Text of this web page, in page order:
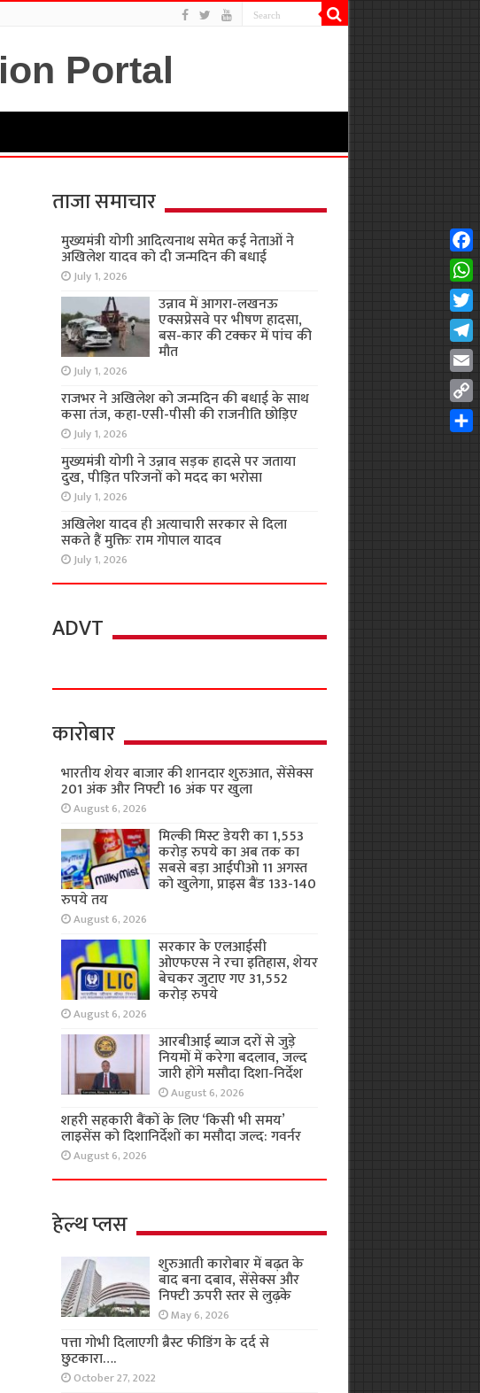
ताजा समाचार
मुख्यमंत्री योगी आदित्यनाथ समेत कई नेताओं ने
अखिलेश यादव को दी जन्मदिन की बधाई
July 1, 2026
उन्नाव में आगरा-लखनऊ
एक्सप्रेसवे पर भीषण हादसा,
बस-कार की टक्कर में पांच की
मौत
July 1, 2026
राजभर ने अखिलेश को जन्मदिन की बधाई के साथ
कसा तंज, कहा-एसी-पीसी की राजनीति छोड़िए
July 1, 2026
मुख्यमंत्री योगी ने उन्नाव सड़क हादसे पर जताया
दुख, पीड़ित परिजनों को मदद का भरोसा
July 1, 2026
अखिलेश यादव ही अत्याचारी सरकार से दिला
सकते हैं मुक्तिः राम गोपाल यादव
July 1, 2026
ADVT
कारोबार
भारतीय शेयर बाजार की शानदार शुरुआत, सेंसेक्स
201 अंक और निफ्टी 16 अंक पर खुला
August 6, 2026
मिल्की मिस्ट डेयरी का 1,553
करोड़ रुपये का अब तक का
सबसे बड़ा आईपीओ 11 अगस्त
को खुलेगा, प्राइस बैंड 133-140
रुपये तय
August 6, 2026
सरकार के एलआईसी
ओएफएस ने रचा इतिहास, शेयर
बेचकर जुटाए गए 31,552
करोड़ रुपये
August 6, 2026
आरबीआई ब्याज दरों से जुड़े
नियमों में करेगा बदलाव, जल्द
जारी होंगे मसौदा दिशा-निर्देश
August 6, 2026
शहरी सहकारी बैंकों के लिए ‘किसी भी समय’
लाइसेंस को दिशानिर्देशों का मसौदा जल्द: गवर्नर
August 6, 2026
हेल्थ प्लस
शुरुआती कारोबार में बढ़त के
बाद बना दबाव, सेंसेक्स और
निफ्टी ऊपरी स्तर से लुढ़के
May 6, 2026
पत्ता गोभी दिलाएगी ब्रैस्ट फीडिंग के दर्द से
छुटकारा….
October 27, 2022
Copy
Link